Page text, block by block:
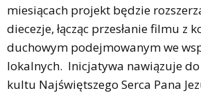
miesiącach projekt będzie
diecezje, łącząc przesłanie filmu z
duchowym podejmowanym we
lokalnych. Inicjatywa nawiązuje
kultu Najświętszego Serca Pana